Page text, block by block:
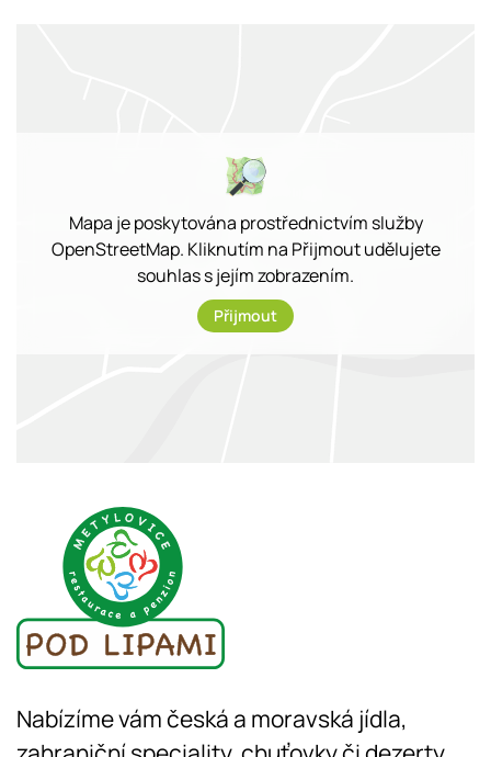
Mapa je poskytována prostřednictvím služby
OpenStreetMap. Kliknutím na Přijmout udělujete
souhlas s jejím zobrazením.
Přijmout
Nabízíme vám česká a moravská jídla,